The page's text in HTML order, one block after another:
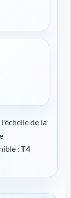
de la
: T4